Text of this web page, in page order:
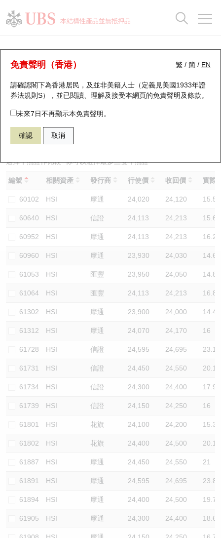
本結構性產品並無抵押品
繁 / 簡 / EN
免責聲明（香港）
請確認閣下為香港居民，及並非美籍人士（定義見美國1933年證
券法規則S），並已閱讀、理解及接受本網頁的免責聲明及條款。
未來7日不再顯示本免責聲明。
確認 取消
牛熊證分析儀
表現 街貨統計 比較
67438 瑞銀牛證 HSI 恒生指數
選擇牛熊證作比較 *你可以選擇最多三隻牛熊證
編號 相關資產 發行商 行使價 收回價 實際
60102 HSI 摩通 24,020 24,120 15.5
60640 HSI 信證 24,113 24,213 15.6
60952 HSI 摩通 24,113 24,213 16.2
60960 HSI 摩通 23,930 24,030 14.6
61053 HSI 匯豐 23,950 24,050 14.8
61064 HSI 匯豐 24,113 24,213 16.8
61302 HSI 摩通 23,900 24,000 14.4
61312 HSI 摩通 24,070 24,170 16
61728 HSI 信證 24,595 24,695 23.1
61731 HSI 信證 24,450 24,550 20.1
61734 HSI 信證 24,300 24,400 17.9
61739 HSI 信證 24,150 24,250 16
61801 HSI 花旗 24,100 24,200 15.3
61802 HSI 花旗 24,400 24,500 20.1
61887 HSI 摩通 24,450 24,550 21
61891 HSI 摩通 24,595 24,695 23.8
61894 HSI 摩通 24,400 24,500 19.7
61905 HSI 摩通 24,300 24,400 18.6
瑞銀認股證一覽
新發行瑞銀認股證
即將到期認股證
認股證到期結算價查詢
認股證分析儀
認股證速算機
認股證/牛熊證日誌
認股證文件及公告
街貨統計
比較
牛熊全景快搜
牛熊證搜尋
牛熊證街貨分佈圖
正股牛熊證列表
新發行瑞銀牛熊證
已收回牛熊證剩餘價值
牛熊證到期結算價查詢
牛熊證分析儀
牛熊證文件及公告
牛熊證文件及公告 (瑞信)
街貨統計
比較
十大升幅/跌幅
十大認股證成交分佈
十天股證佔大市成交
資金流
街貨統計
三十大平均引伸波幅
正股分析儀
二十大活躍股份
恒指成份股
國指成份股
科指成份股
相關資產沽空
中資ETFs溢價比較
AH 股價對照
ADR
收市競價變化
持股比重
顯示所有持股比重
每月輪證大市專題
輪證專欄
講座及教育短片
認股證投資者教育
牛熊證投資者教育
認股證牛熊證常問問題